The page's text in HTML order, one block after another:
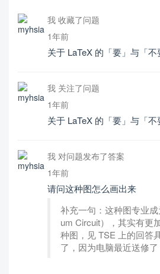
我 收藏了问题
1年前
关于 LaTeX 的「要」与「不
我 关注了问题
1年前
关于 LaTeX 的「要」与「不
我 对问题发布了答案
1年前
请问这种图怎么画出来
补充一句：这种图专业
um Circuit），其实有更
种图，见 TSE 上的回答
了，因为电脑最近送修了